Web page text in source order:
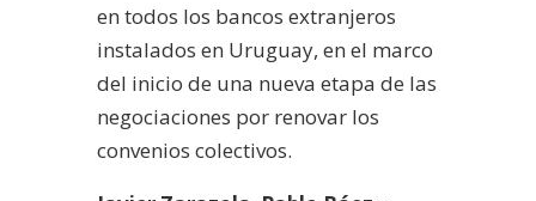
en todos los bancos extranjeros
instalados en Uruguay, en el marco
del inicio de una nueva etapa de las
negociaciones por renovar los
convenios colectivos.